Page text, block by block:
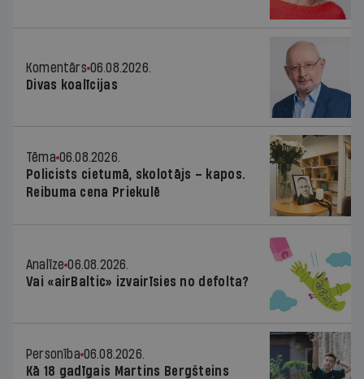
Komentārs 06.08.2026.
Divas koalīcijas
Tēma 06.08.2026.
Policists cietumā, skolotājs – kapos.
Reibuma cena Priekulē
Analīze 06.08.2026.
Vai «airBaltic» izvairīsies no defolta?
Personība 06.08.2026.
Kā 18 gadīgais Martins Bergšteins